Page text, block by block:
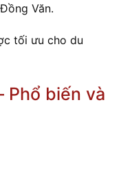
Văn.
tối ưu cho du
biến và